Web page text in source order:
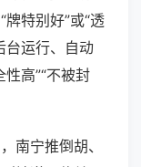
特别好”或“透
台运行、自动
高”“不被封
南宁推倒胡、